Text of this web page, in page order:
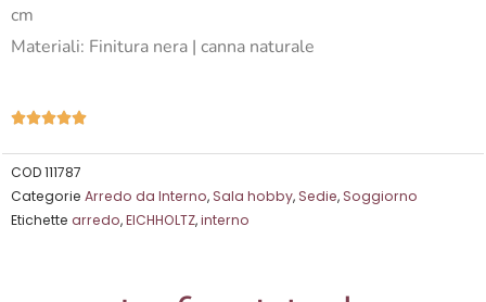
cm
Materiali: Finitura nera | canna naturale
Valutazione
5
COD111787
Categorie Arredo da Interno,Sala hobby,Sedie,Soggiorno
Etichette arredo,EICHHOLTZ,interno